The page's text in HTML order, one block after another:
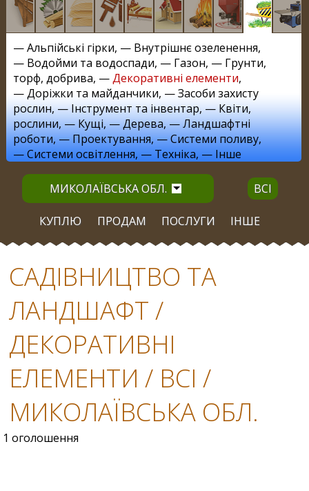
—Альпійські гірки, — Внутрішнє озеленення,
— Водойми та водоспади, — Газон, — Грунти,
торф, добрива, —Декоративні елементи,
—Доріжки та майданчики, —Засоби захисту
рослин, —Інструмент та інвентар, —Квіти,
рослини, —Кущі, —Дерева, —Ландшафтні
роботи, —Проектування, —Системи поливу,
—Системи освітлення, —Техніка, —Інше
МИКОЛАЇВСЬКА ОБЛ. ВСІ
КУПЛЮ ПРОДАМ ПОСЛУГИ ІНШЕ
САДІВНИЦТВО ТА
ЛАНДШАФТ /
ДЕКОРАТИВНІ
ЕЛЕМЕНТИ / ВСІ /
МИКОЛАЇВСЬКА ОБЛ.
1 оголошення